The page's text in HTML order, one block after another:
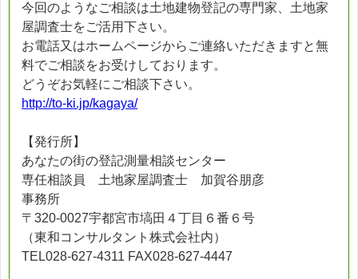
今回のようなご相談は土地建物登記の専門家、土地家
屋調査士をご活用下さい。
お電話又はホームページからご連絡いただきますと無
料でご相談をお受けしております。
どうぞお気軽にご相談下さい。
http://to-ki.jp/kagaya/
【発行所】
あなたの街の登記測量相談センター
専任相談員 土地家屋調査士 加賀谷朋彦
事務所
〒320-0027宇都宮市塙田４丁目６番６号
（東和コンサルタント株式会社内）
TEL028-627-4311 FAX028-627-4447